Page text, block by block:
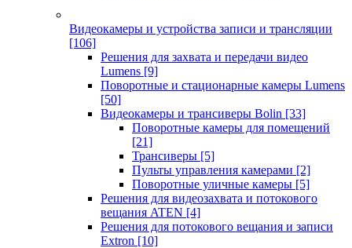
Видеокамеры и устройства записи и трансляции
[106]
Решения для захвата и передачи видео
Lumens [9]
Поворотные и стационарные камеры Lumens
[50]
Видеокамеры и трансиверы Bolin [33]
Поворотные камеры для помещений
[21]
Трансиверы [5]
Пульты управления камерами [2]
Поворотные уличные камеры [5]
Решения для видеозахвата и потокового
вещания ATEN [4]
Решения для потокового вещания и записи
Extron [10]